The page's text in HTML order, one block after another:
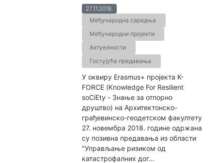
27.11.2018.
Међународна сарадња
Међународни пројекти
Актуелности
Гостујућа предавања
У оквиру Erasmus+ пројекта K-
FORCE (Knowledge For Resilient
soCiEty - Знање за отпорно
друштво) на Архитектонско-
грађевинско-геодетском факултету
27. новембра 2018. године одржана
су позивна предавања из области
"Управљање ризиком од
катастрофалних дог...